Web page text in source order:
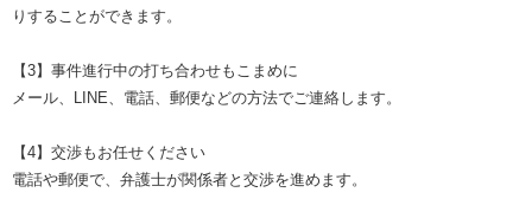
りすることができます。
【3】事件進行中の打ち合わせもこまめに
メール、LINE、電話、郵便などの方法でご連絡します。
【4】交渉もお任せください
電話や郵便で、弁護士が関係者と交渉を進めます。